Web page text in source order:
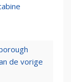
de vorige